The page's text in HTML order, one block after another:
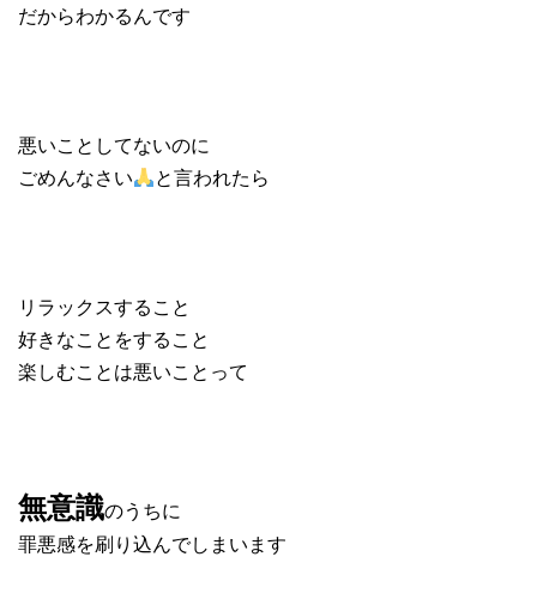
だからわかるんです
悪いことしてないのに
ごめんなさい
と言われたら
リラックスすること
好きなことをすること
楽しむことは悪いことって
無意識のうちに
罪悪感を刷り込んでしまいます